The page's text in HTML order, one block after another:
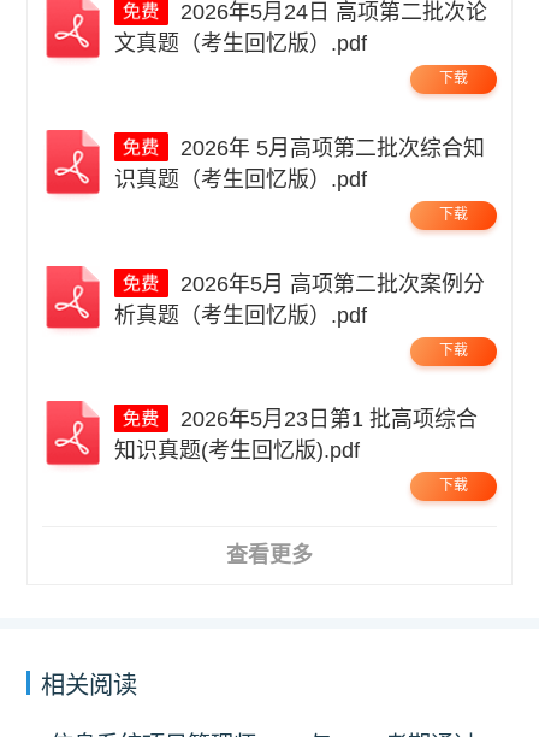
文真题（考生回忆版）.pdf
下载
识真题（考生回忆版）.pdf
下载
析真题（考生回忆版）.pdf
下载
知识真题(考生回忆版).pdf
下载
查看更多
相关阅读